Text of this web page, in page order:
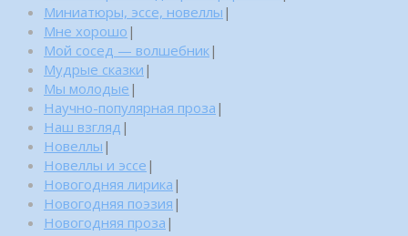
Миниатюры, эссе, новеллы |
Мне хорошо |
Мой сосед — волшебник|
Мудрые сказки |
Мы молодые |
Научно-популярная проза |
Наш взгляд |
Новеллы |
Новеллы и эссе |
Новогодняя лирика |
Новогодняя поэзия |
Новогодняя проза |